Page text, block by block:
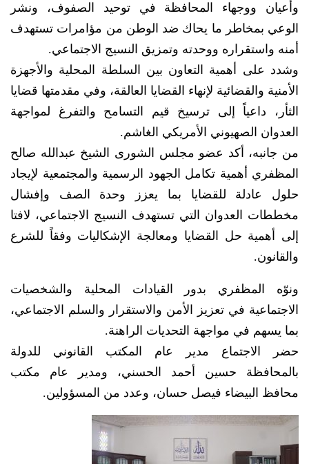
وأعيان ووجهاء المحافظة في توحيد الصفوف، ونشر
الوعي بمخاطر ما يحاك ضد الوطن من مؤامرات تستهدف
أمنه واستقراره ووحدته وتمزيق النسيج الاجتماعي.
وشدد على أهمية التعاون بين السلطة المحلية والأجهزة
الأمنية والقضائية لإنهاء القضايا العالقة، وفي مقدمتها قضايا
الثأر، داعياً إلى ترسيخ قيم التسامح والتفرغ لمواجهة
العدوان الصهيوني الأمريكي الغاشم.
من جانبه، أكد عضو مجلس الشورى الشيخ عبدالله صالح
المظفري أهمية تكامل الجهود الرسمية والمجتمعية لإيجاد
حلول عادلة للقضايا بما يعزز وحدة الصف وإفشال
مخططات العدوان التي تستهدف النسيج الاجتماعي، لافتا
إلى أهمية حل القضايا ومعالجة الإشكاليات وفقاً للشرع
والقانون.
ونوّه المظفري بدور القيادات المحلية والشخصيات
الاجتماعية في تعزيز الأمن والاستقرار والسلم الاجتماعي،
بما يسهم في مواجهة التحديات الراهنة.
حضر الاجتماع مدير عام المكتب القانوني للدولة
بالمحافظة حسين أحمد الحسني، ومدير عام مكتب
محافظ البيضاء فيصل حسان، وعدد من المسؤولين.